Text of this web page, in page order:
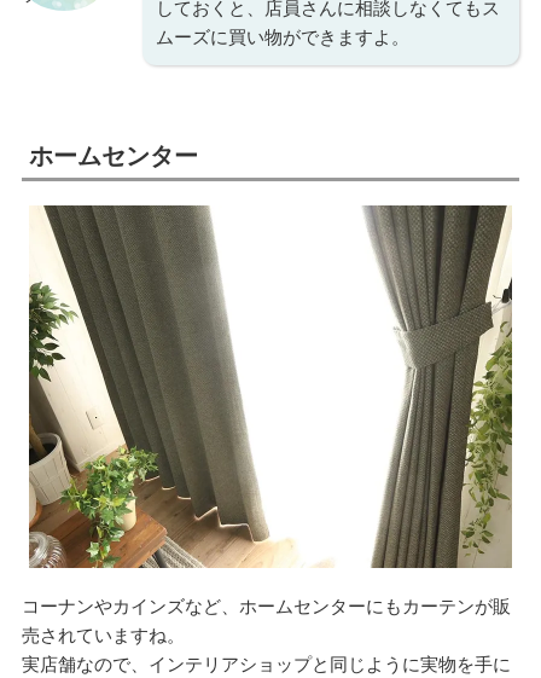
しておくと、店員さんに相談しなくてもス
ムーズに買い物ができますよ。
ホームセンター
コーナンやカインズなど、ホームセンターにもカーテンが販
売されていますね。
実店舗なので、インテリアショップと同じように実物を手に